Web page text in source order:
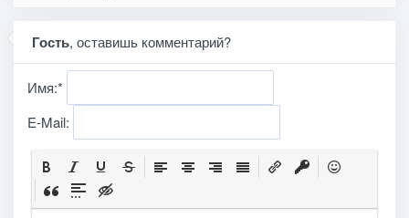
Гость, оставишь комментарий?
Имя:*
E-Mail: